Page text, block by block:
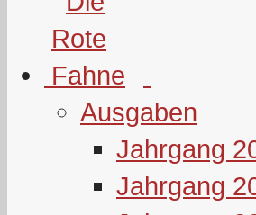
Ausgaben
Jahrgang
Jahrgang